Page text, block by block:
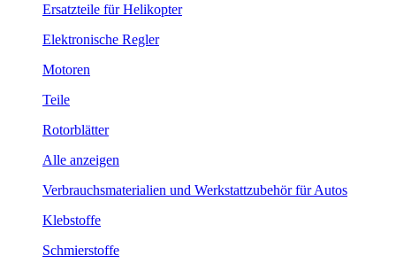
Ersatzteile für Helikopter
Elektronische Regler
Motoren
Teile
Rotorblätter
Alle anzeigen
Verbrauchsmaterialien und Werkstattzubehör für Autos
Klebstoffe
Schmierstoffe